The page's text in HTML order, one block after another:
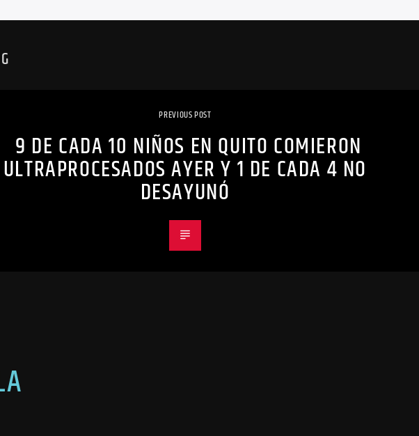
PREVIOUS POST
9 DE CADA 10 NIÑOS EN QUITO COMIERON
ULTRAPROCESADOS AYER Y 1 DE CADA 4 NO
DESAYUNÓ